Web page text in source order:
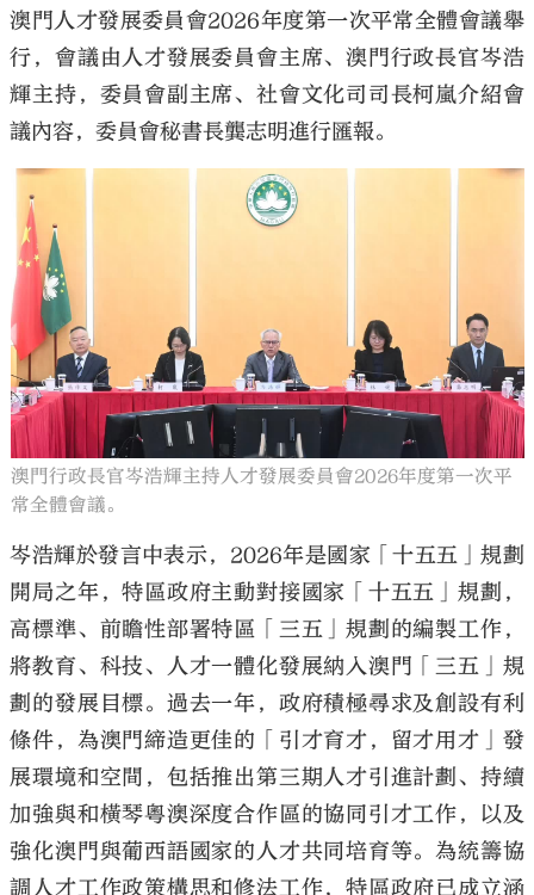
澳門人才發展委員會2026年度第一次平常全體會議舉
行，會議由人才發展委員會主席、澳門行政長官岑浩
輝主持，委員會副主席、社會文化司司長柯嵐介紹會
議內容，委員會秘書長龔志明進行匯報。
澳門行政長官岑浩輝主持人才發展委員會2026年度第一次平
常全體會議。
岑浩輝於發言中表示，2026年是國家「十五五」規劃
開局之年，特區政府主動對接國家「十五五」規劃，
高標準、前瞻性部署特區「三五」規劃的編製工作，
將教育、科技、人才一體化發展納入澳門「三五」規
劃的發展目標。過去一年，政府積極尋求及創設有利
條件，為澳門締造更佳的「引才育才，留才用才」發
展環境和空間，包括推出第三期人才引進計劃、持續
加強與和橫琴粵澳深度合作區的協同引才工作，以及
強化澳門與葡西語國家的人才共同培育等。為統籌協
調人才工作政策構思和修法工作，特區政府已成立涵